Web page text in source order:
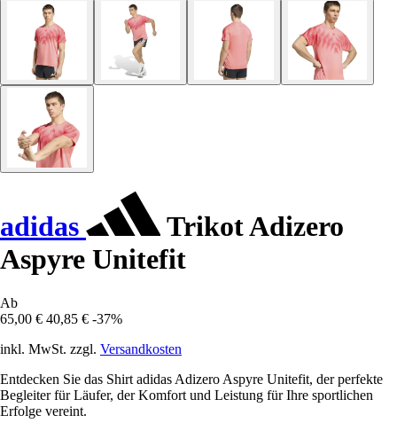
adidas
Trikot Adizero
Aspyre Unitefit
Ab
65,00 € 40,85 € -37%
inkl. MwSt. zzgl. Versandkosten
Entdecken Sie das Shirt adidas Adizero Aspyre Unitefit, der perfekte
Begleiter für Läufer, der Komfort und Leistung für Ihre sportlichen
Erfolge vereint.